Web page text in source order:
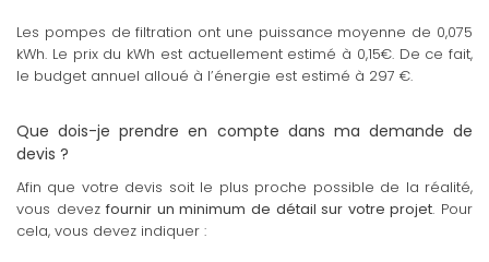
Les pompes de filtration ont une puissance moyenne de 0,075
kWh. Le prix du kWh est actuellement estimé à 0,15€. De ce fait,
le budget annuel alloué à l’énergie est estimé à 297 €.
Que dois-je prendre en compte dans ma demande de
devis ?
Afin que votre devis soit le plus proche possible de la réalité,
vous devezfournir un minimum de détail sur votre projet. Pour
cela, vous devez indiquer :